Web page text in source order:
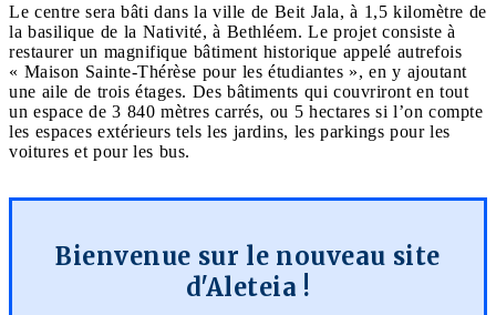
Le centre sera bâti dans la ville de Beit Jala, à 1,5 kilomètre de
la basilique de la Nativité, à Bethléem. Le projet consiste à
restaurer un magnifique bâtiment historique appelé autrefois
« Maison Sainte-Thérèse pour les étudiantes », en y ajoutant
une aile de trois étages. Des bâtiments qui couvriront en tout
un espace de 3 840 mètres carrés, ou 5 hectares si l’on compte
les espaces extérieurs tels les jardins, les parkings pour les
voitures et pour les bus.
Bienvenue sur le nouveau site
d'Aleteia !